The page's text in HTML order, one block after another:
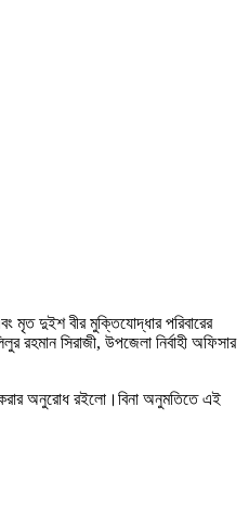
মৃত দুইশ বীর মুক্তিযোদ্ধার পরিবারের
সিরাজী, উপজেলা নির্বাহী অফিসার
করার অনুরোধ রইলো।বিনা অনুমতিতে এই